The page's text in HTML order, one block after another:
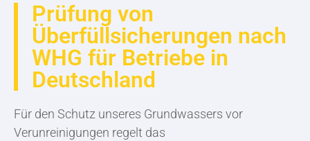
Prüfung von
Überfüllsicherungen nach
WHG für Betriebe in
Deutschland
Für den Schutz unseres Grundwassers vor
Verunreinigungen regelt das